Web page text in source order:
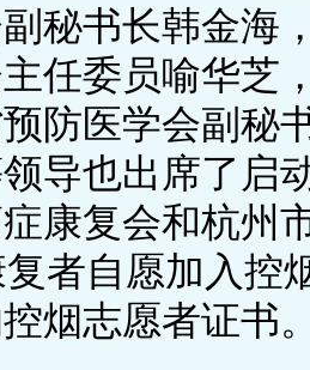
秘书长韩金海
任委员喻华芝
防医学会副秘
导也出席了启
康复会和杭州
者自愿加入控
烟志愿者证书